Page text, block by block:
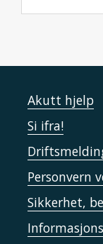
Akutt hjelp
Si ifra!
Personvern
Sikkerhet,